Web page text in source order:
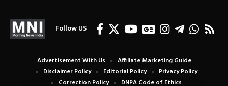
Follow US
Advertisement With Us
Affiliate Marketing Guide
Disclaimer Policy
Editorial Policy
Privacy Policy
Correction Policy
DNPA Code of Ethics